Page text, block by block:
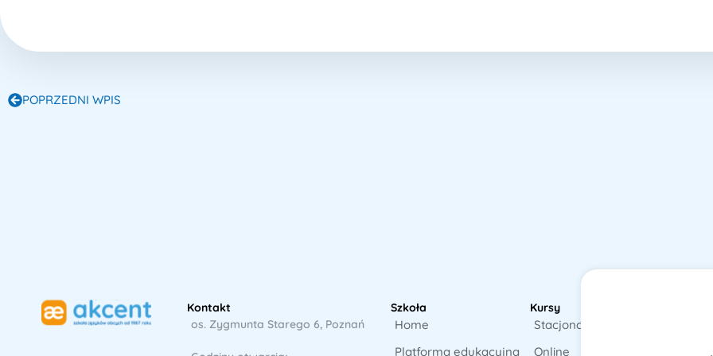
POPRZEDNI WPIS
Kontakt
os. Zygmunta Starego 6, Poznań
Szkoła
Home
Platforma edukacyjna
Kursy
Stacjonarne
Online